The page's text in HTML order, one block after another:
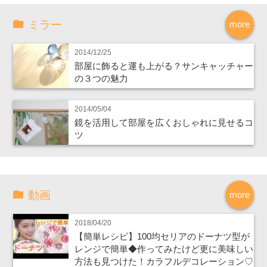
more
ミラー
2014/12/25
部屋に飾ると運も上がる？サンキャッチャー
の３つの魅力
2014/05/04
鏡を活用して部屋を広くおしゃれに見せるコ
ツ
more
動画
2018/04/20
【簡単レシピ】100均セリアのドーナツ型が
レンジで簡単◆作ってみたけど更に美味しい
方法も見つけた！カラフルデコレーション♡